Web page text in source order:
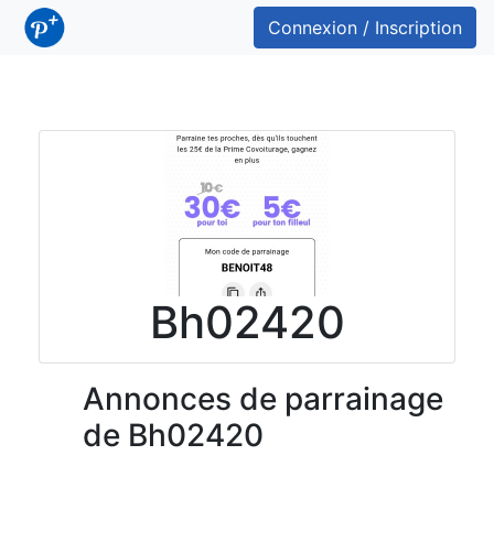
Connexion / Inscription
Bh02420
Annonces de parrainage
de Bh02420